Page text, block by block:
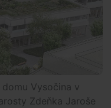
Vysočina v
Zdeňka Jaroše